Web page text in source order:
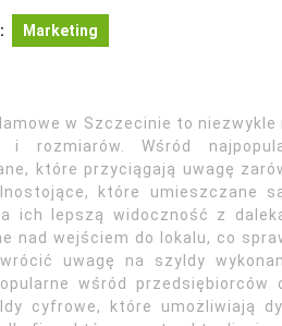
Marketing
w Szczecinie to
i rozmiarów. Wśród
które przyciągają uwagę
które umieszczane
ich lepszą widoczność z
nad wejściem do lokalu, co
uwagę na szyldy
wśród
cyfrowe, które umożliwiają